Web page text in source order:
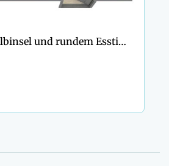
Küche mit Halbinsel und rundem Esstisch